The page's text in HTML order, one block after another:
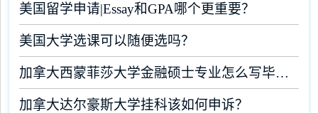
美国留学申请|Essay和GPA哪个更重要？
美国大学选课可以随便选吗？
加拿大西蒙菲莎大学金融硕士专业怎么写毕业论文？
加拿大达尔豪斯大学挂科该如何申诉？